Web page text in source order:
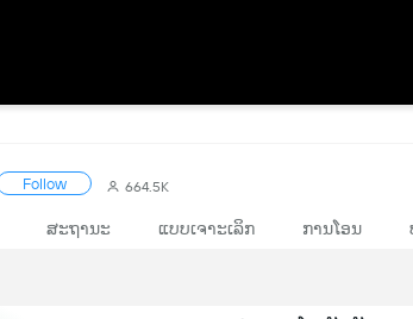
Follow 664.5K
ສະຖານະ ແບບເຈາະເລິກ ການໂອນ